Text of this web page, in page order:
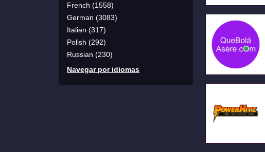
French (1558)
German (3083)
Italian (317)
Polish (292)
Russian (230)
Navegar por idiomas